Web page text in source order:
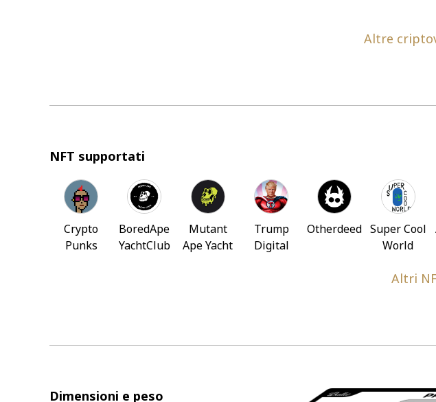
Altre
NFT supportati
Crypto
Punks
BoredApe
YachtClub
Mutant
Ape Yacht
Trump
Digital
Otherdeed Super Cool
World
Altri
Dimensioni e peso